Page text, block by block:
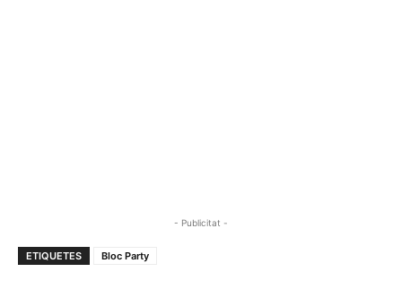
- Publicitat -
ETIQUETES Bloc Party